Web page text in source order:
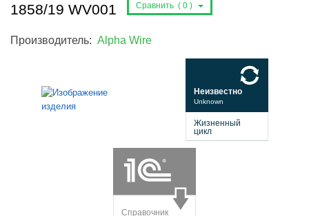
1858/19 WV001 Сравнить ( 0 )
Производитель: Alpha Wire